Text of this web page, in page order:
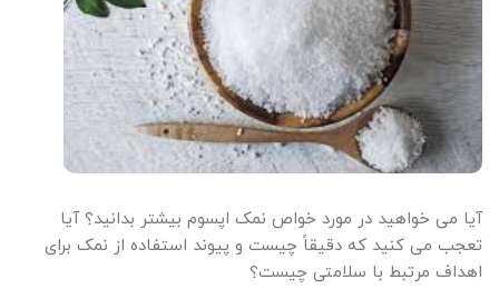
آیا می خواهید در مورد خواص نمک اپسوم بیشتر بدانید؟ آیا
تعجب می کنید که دقیقاً چیست و پیوند استفاده از نمک برای
اهداف مرتبط با سلامتی چیست؟